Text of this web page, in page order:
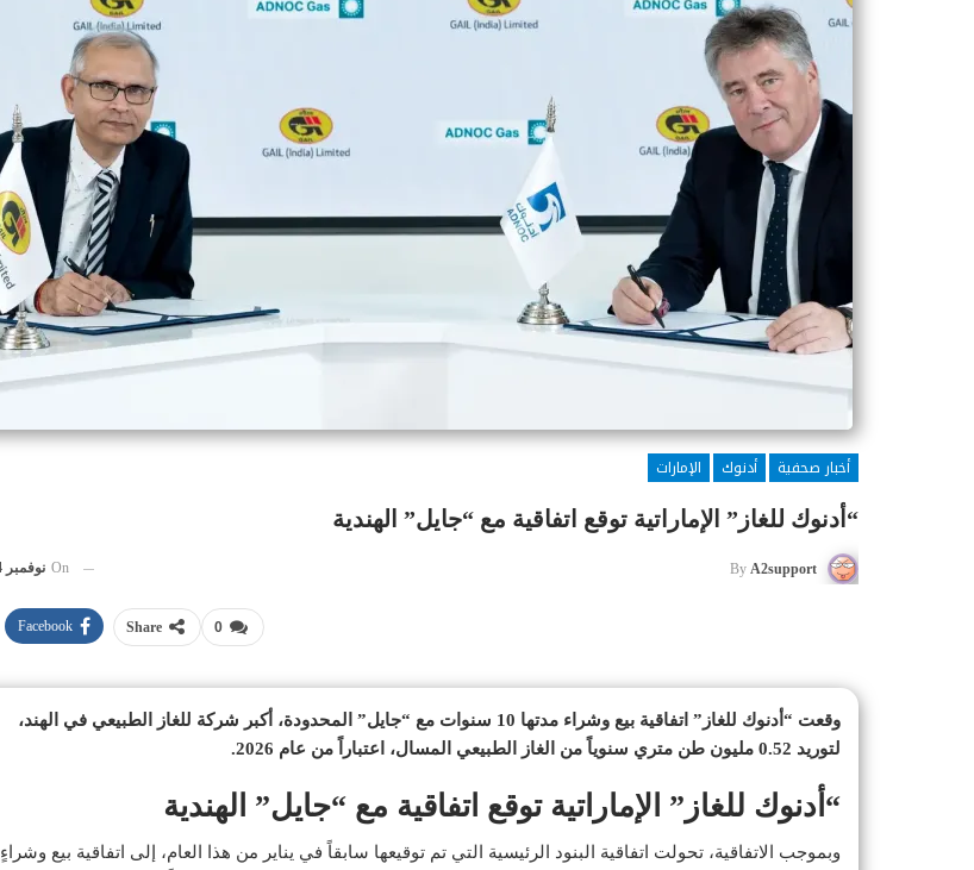
أخبار صحفية أدنوك
الإمارات
“أدنوك للغاز” الإماراتية توقع اتفاقية مع “جايل” الهندية
By A2support
On نوفمبر 14, 2024
0
Share
Facebook
وقعت “أدنوك للغاز” اتفاقية بيع وشراء مدتها 10 سنوات مع “جايل” المحدودة، أكبر شركة للغاز الطبيعي في الهند،
لتوريد 0.52 مليون طن متري سنوياً من الغاز الطبيعي المسال، اعتباراً من عام 2026.
“أدنوك للغاز” الإماراتية توقع اتفاقية مع “جايل” الهندية
وبموجب الاتفاقية، تحولت اتفاقية البنود الرئيسية التي تم توقيعها سابقاً في يناير من هذا العام، إلى اتفاقية بيع وشراءٍ